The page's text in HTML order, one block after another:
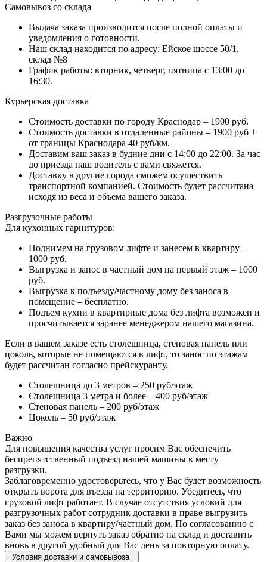
Самовывоз со склада
Выдача заказа производится после полной оплаты и
уведомления о готовности.
Наш склад находится по адресу: Ейское шоссе 50/1,
склад №8
График работы: вторник, четверг, пятница с 13:00 до
16:30.
Курьерская доставка
Стоимость доставки по городу Краснодар – 1900 руб.
Стоимость доставки в отдаленные районы – 1900 руб +
от границы Краснодара 40 руб/км.
Доставим ваш заказ в будние дни с 14:00 до 22:00. За час
до приезда наш водитель с вами свяжется.
Доставку в другие города сможем осуществить
транспортной компанией. Стоимость будет рассчитана
исходя из веса и объема вашего заказа.
Разгрузочные работы
Для кухонных гарнитуров:
Поднимем на грузовом лифте и занесем в квартиру –
1000 руб.
Выгрузка и занос в частный дом на первый этаж – 1000
руб.
Выгрузка к подъезду/частному дому без заноса в
помещение – бесплатно.
Подъем кухни в квартирные дома без лифта возможен и
просчитывается заранее менеджером нашего магазина.
Если в вашем заказе есть столешница, стеновая панель или
цоколь, которые не помещаются в лифт, то занос по этажам
будет рассчитан согласно прейскуранту.
Столешница до 3 метров – 250 руб/этаж
Столешница 3 метра и более – 400 руб/этаж
Стеновая панель – 200 руб/этаж
Цоколь – 50 руб/этаж
Важно
Для повышения качества услуг просим Вас обеспечить
беспрепятственный подъезд нашей машины к месту
разгрузки.
Заблаговременно удостоверьтесь, что у Вас будет возможность
открыть ворота для въезда на территорию. Убедитесь, что
грузовой лифт работает. В случае отсутствия условий для
разгрузочных работ сотрудник доставки в праве выгрузить
заказ без заноса в квартиру/частный дом. По согласованию с
Вами мы можем вернуть заказ обратно на склад и доставить
вновь в другой удобный для Вас день за повторную оплату.
Условия доставки и самовывоза